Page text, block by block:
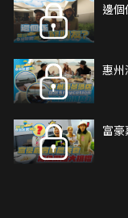
邊個
惠
富